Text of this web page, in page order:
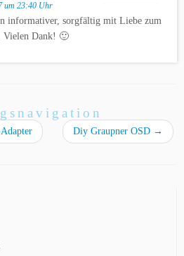
um 23:40 Uhr
informativer, sorgfältig mit Liebe zum
Vielen Dank! 🙂
Diy Graupner OSD →